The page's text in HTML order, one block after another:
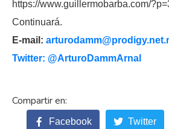
https://www.guillermobarba.com/
Continuará.
E-mail:
Twitter: @ArturoDammArnal
Facebook Twitter